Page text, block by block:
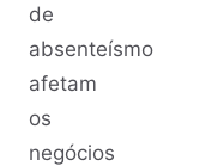
de
absenteísmo
afetam
os
negócios